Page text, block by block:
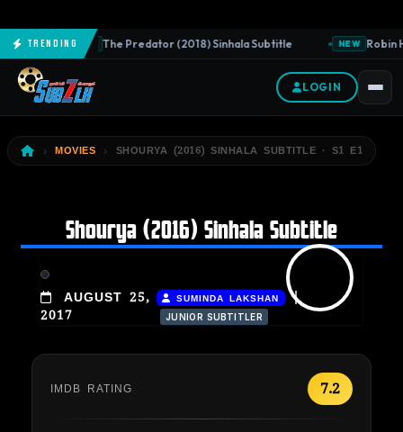
TrendingNEW The Predator (2018) Sinhala Subtitle NEW Robin
LOGIN
MOVIES SHOURYA (2016) SINHALA SUBTITLE · S1 E1
Shourya (2016) Sinhala Subtitle
AUGUST 25,
2017
SUMINDA LAKSHAN |
JUNIOR SUBTITLER
IMDB RATING 7.2